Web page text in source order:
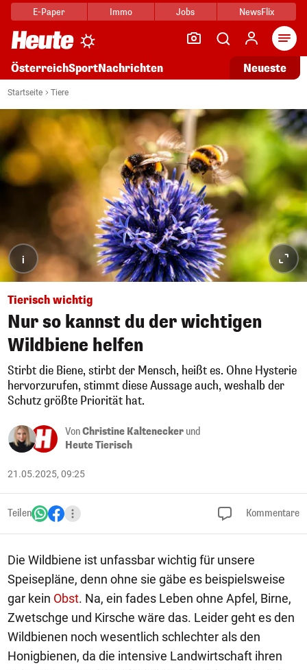
E-Paper Immo Jobs NewsFlix
ÖsterreichSportNachrichten Neueste
Startseite Tiere
i
Tierisch wichtig
Nur so kannst du der wichtigen
Wildbiene helfen
Stirbt die Biene, stirbt der Mensch, heißt es. Ohne Hysterie
hervorzurufen, stimmt diese Aussage auch, weshalb der
Schutz größte Priorität hat.
VonChristine Kaltenecker und
Heute Tierisch
21.05.2025, 09:25
Teilen Kommentare
Die Wildbiene ist unfassbar wichtig für unsere
Speisepläne, denn ohne sie gäbe es beispielsweise
gar kein Obst. Na, ein fades Leben ohne Apfel, Birne,
Zwetschge und Kirsche wäre das. Leider geht es den
Wildbienen noch wesentlich schlechter als den
Honigbienen, da die intensive Landwirtschaft ihren